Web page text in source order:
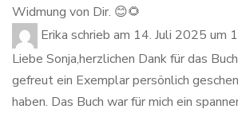
Widmung von Dir. 😊🌻
Erika schrieb am 14. Juli 2025 um
Liebe Sonja,herzlichen Dank für das
gefreut ein Exemplar persönlich
haben. Das Buch war für mich ein